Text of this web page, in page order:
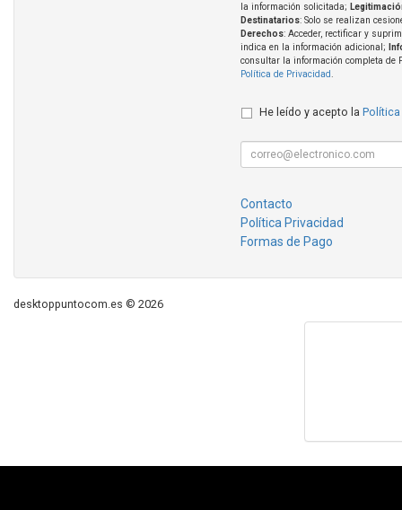
la información solicitada;
Destinatarios: Solo se realizan
Derechos: Acceder, rectificar y
indica en la información adicional;
consultar la información completa de
Política de Privacidad
He leído y acepto la Política
Contacto
Política Privacidad
Formas de Pago
desktoppuntocom.es © 2026